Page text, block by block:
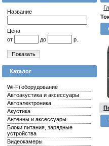
Название
Цена
от
до р.
Показать
Каталог
Wi-Fi оборудование
Автоакустика и аксессуары
Автоэлектроника
Акустика
Антенны и аксессуары
Блоки питания, зарядные
устройства
Видеокамеры